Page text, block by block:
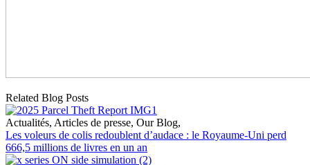
Related Blog Posts
Actualités, Articles de presse, Our Blog,
Les voleurs de colis redoublent d’audace : le Royaume-Uni perd
666,5 millions de livres en un an